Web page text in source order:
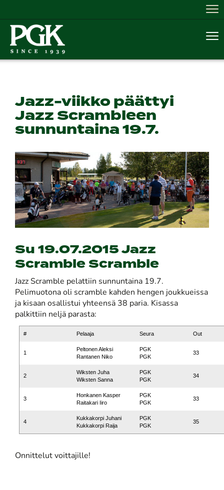
Jazz-viikko päättyi
Jazz Scrambleen
sunnuntaina 19.7.
Su 19.07.2015 Jazz
Scramble Scramble
Jazz Scramble pelattiin sunnuntaina 19.7.
Pelimuotona oli scramble kahden hengen joukkueissa
ja kisaan osallistui yhteensä 38 paria. Kisassa
palkittiin neljä parasta:
# Pelaaja Seura Out
1
Peltonen Aleksi
Rantanen Niko
PGK
PGK
33
2
Wiksten Juha
Wiksten Sanna
PGK
PGK
34
3
Honkanen Kasper
Raitakari Iiro
PGK
PGK
33
4
Kukkakorpi Juhani
Kukkakorpi Raija
PGK
PGK
35
Onnittelut voittajille!